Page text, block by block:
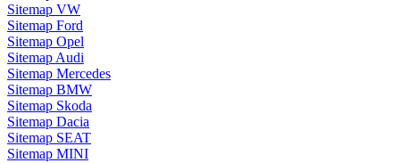
Sitemap VW
Sitemap Ford
Sitemap Opel
Sitemap Audi
Sitemap Mercedes
Sitemap BMW
Sitemap Skoda
Sitemap Dacia
Sitemap SEAT
Sitemap MINI